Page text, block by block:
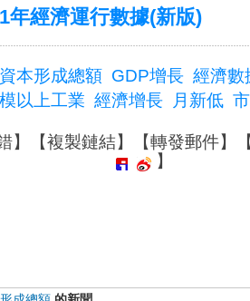
年經濟運行數據(新版)
資本形成總額 GDP增長 經濟數
以上工業 經濟增長 月新低
】【複製鏈結】【轉發郵件】
】